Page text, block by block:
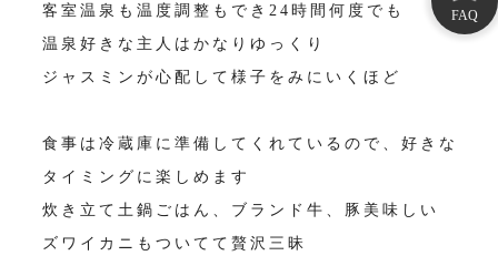
客室温泉も温度調整もでき24時間何度でも
温泉好きな主人はかなりゆっくり
ジャスミンが心配して様子をみにいくほど
食事は冷蔵庫に準備してくれているので、好きな
タイミングに楽しめます
炊き立て土鍋ごはん、ブランド牛、豚美味しい
ズワイカニもついてて贅沢三昧